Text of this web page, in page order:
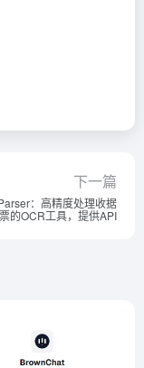
下一篇
：高精度处理收据
的OCR工具，提供API